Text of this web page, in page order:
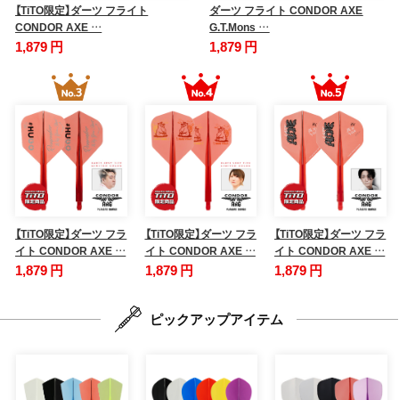
【TiTO限定】ダーツ フライト
CONDOR AXE …
1,879 円
ダーツ フライト CONDOR AXE
G.T.Mons …
1,879 円
【TiTO限定】ダーツ フラ
イト CONDOR AXE …
1,879 円
【TiTO限定】ダーツ フラ
イト CONDOR AXE …
1,879 円
【TiTO限定】ダーツ フラ
イト CONDOR AXE …
1,879 円
ピックアップアイテム